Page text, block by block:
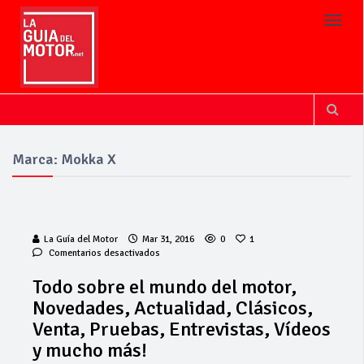
Marca: Mokka X
La Guía del Motor Mar 31, 2016 0
1
Comentarios desactivados
el
mundo
del
motor,
Todo sobre el mundo del motor,
Novedades, Actualidad, Clásicos,
Venta, Pruebas, Entrevistas, Vídeos
y mucho más!